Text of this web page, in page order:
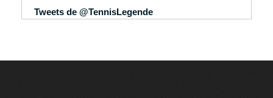
Tweets de @TennisLegende